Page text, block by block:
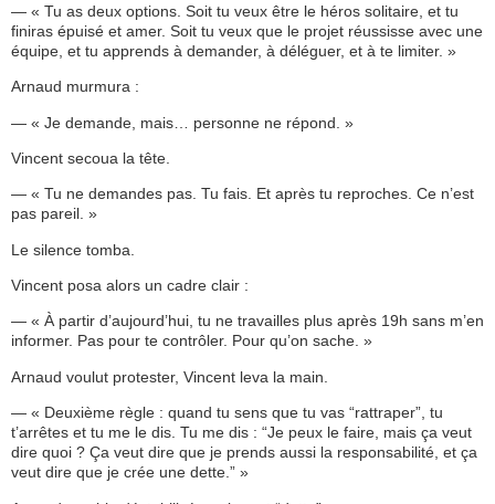
— « Tu as deux options. Soit tu veux être le héros solitaire, et tu
finiras épuisé et amer. Soit tu veux que le projet réussisse avec une
équipe, et tu apprends à demander, à déléguer, et à te limiter. »
Arnaud murmura :
— « Je demande, mais… personne ne répond. »
Vincent secoua la tête.
— « Tu ne demandes pas. Tu fais. Et après tu reproches. Ce n’est
pas pareil. »
Le silence tomba.
Vincent posa alors un cadre clair :
— « À partir d’aujourd’hui, tu ne travailles plus après 19h sans m’en
informer. Pas pour te contrôler. Pour qu’on sache. »
Arnaud voulut protester, Vincent leva la main.
— « Deuxième règle : quand tu sens que tu vas “rattraper”, tu
t’arrêtes et tu me le dis. Tu me dis : “Je peux le faire, mais ça veut
dire quoi ? Ça veut dire que je prends aussi la responsabilité, et ça
veut dire que je crée une dette.” »